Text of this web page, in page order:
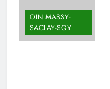
OIN MASSY-
SACLAY-SQY